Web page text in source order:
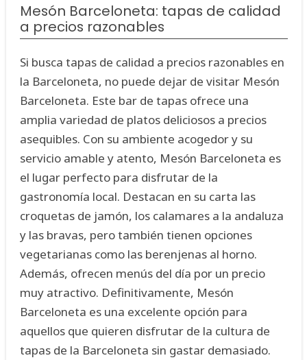
Mesón Barceloneta: tapas de calidad
a precios razonables
Si busca tapas de calidad a precios razonables en
la Barceloneta, no puede dejar de visitar Mesón
Barceloneta. Este bar de tapas ofrece una
amplia variedad de platos deliciosos a precios
asequibles. Con su ambiente acogedor y su
servicio amable y atento, Mesón Barceloneta es
el lugar perfecto para disfrutar de la
gastronomía local. Destacan en su carta las
croquetas de jamón, los calamares a la andaluza
y las bravas, pero también tienen opciones
vegetarianas como las berenjenas al horno.
Además, ofrecen menús del día por un precio
muy atractivo. Definitivamente, Mesón
Barceloneta es una excelente opción para
aquellos que quieren disfrutar de la cultura de
tapas de la Barceloneta sin gastar demasiado.